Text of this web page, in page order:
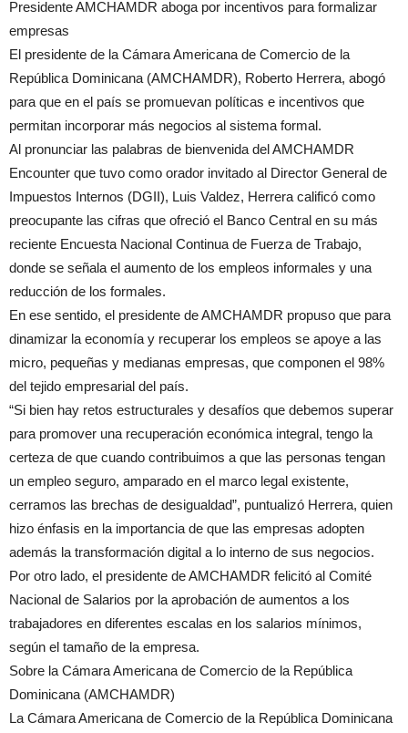
Presidente AMCHAMDR aboga por incentivos para formalizar
empresas
El presidente de la Cámara Americana de Comercio de la
República Dominicana (AMCHAMDR), Roberto Herrera, abogó
para que en el país se promuevan políticas e incentivos que
permitan incorporar más negocios al sistema formal.
Al pronunciar las palabras de bienvenida del AMCHAMDR
Encounter que tuvo como orador invitado al Director General de
Impuestos Internos (DGII), Luis Valdez, Herrera calificó como
preocupante las cifras que ofreció el Banco Central en su más
reciente Encuesta Nacional Continua de Fuerza de Trabajo,
donde se señala el aumento de los empleos informales y una
reducción de los formales.
En ese sentido, el presidente de AMCHAMDR propuso que para
dinamizar la economía y recuperar los empleos se apoye a las
micro, pequeñas y medianas empresas, que componen el 98%
del tejido empresarial del país.
“Si bien hay retos estructurales y desafíos que debemos superar
para promover una recuperación económica integral, tengo la
certeza de que cuando contribuimos a que las personas tengan
un empleo seguro, amparado en el marco legal existente,
cerramos las brechas de desigualdad”, puntualizó Herrera, quien
hizo énfasis en la importancia de que las empresas adopten
además la transformación digital a lo interno de sus negocios.
Por otro lado, el presidente de AMCHAMDR felicitó al Comité
Nacional de Salarios por la aprobación de aumentos a los
trabajadores en diferentes escalas en los salarios mínimos,
según el tamaño de la empresa.
Sobre la Cámara Americana de Comercio de la República
Dominicana (AMCHAMDR)
La Cámara Americana de Comercio de la República Dominicana